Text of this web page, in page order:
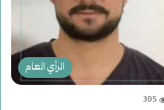
الرأي العام
305